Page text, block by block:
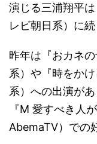
演じる三浦翔平
レビ朝日系）に続
昨年は『おカネ
系）や『時をか
系）への出演が
『M 愛すべき人
AbemaTV）での